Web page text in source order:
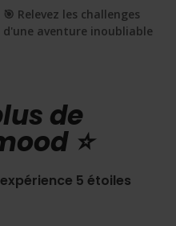
🎯 Relevez les challenges
d'une aventure inoubliable
de
⭐️
5 étoiles